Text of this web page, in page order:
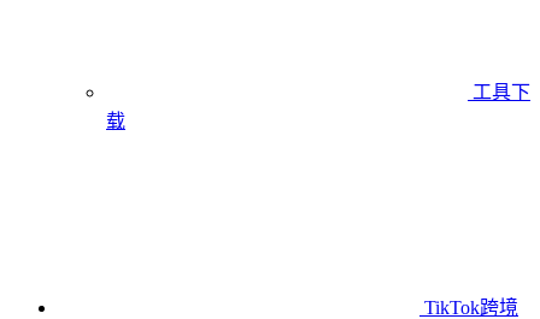
工具下
载
TikTok跨境